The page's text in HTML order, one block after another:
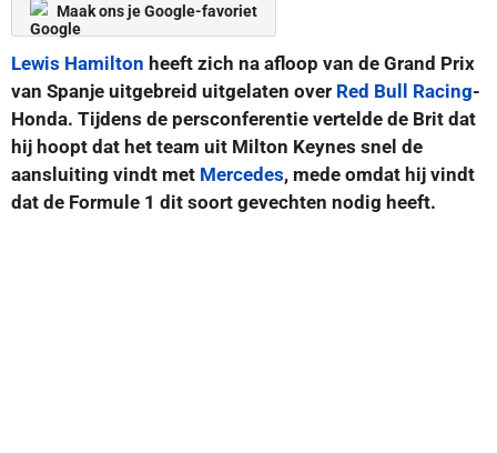
Maak ons je Google-favoriet
Lewis Hamilton heeft zich na afloop van de Grand Prix
van Spanje uitgebreid uitgelaten over Red Bull Racing-
Honda. Tijdens de persconferentie vertelde de Brit dat
hij hoopt dat het team uit Milton Keynes snel de
aansluiting vindt met Mercedes, mede omdat hij vindt
dat de Formule 1 dit soort gevechten nodig heeft.